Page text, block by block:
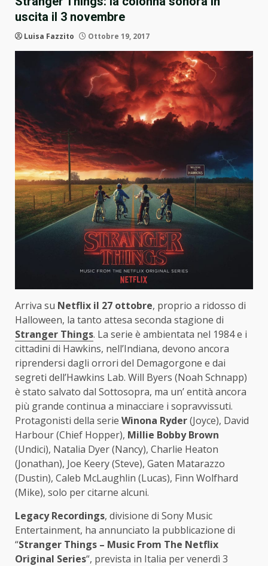
uscita il 3 novembre
Luisa Fazzito Ottobre 19, 2017
Arriva su Netflix il 27 ottobre, proprio a ridosso di
Halloween, la tanto attesa seconda stagione di
Stranger Things. La serie è ambientata nel 1984 e i
cittadini di Hawkins, nell’Indiana, devono ancora
riprendersi dagli orrori del Demagorgone e dai
segreti dell’Hawkins Lab. Will Byers (Noah Schnapp)
è stato salvato dal Sottosopra, ma un’ entità ancora
più grande continua a minacciare i sopravvissuti.
Protagonisti della serie Winona Ryder(Joyce), David
Harbour (Chief Hopper), Millie Bobby Brown
(Undici), Natalia Dyer (Nancy), Charlie Heaton
(Jonathan), Joe Keery (Steve), Gaten Matarazzo
(Dustin), Caleb McLaughlin (Lucas), Finn Wolfhard
(Mike), solo per citarne alcuni.
Legacy Recordings, divisione di Sony Music
Entertainment, ha annunciato la pubblicazione di
“Stranger Things – Music From The Netflix
Original Series“, prevista in Italia per venerdì 3